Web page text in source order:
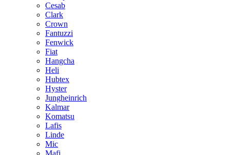
Cesab
Clark
Crown
Fantuzzi
Fenwick
Fiat
Hangcha
Heli
Hubtex
Hyster
Jungheinrich
Kalmar
Komatsu
Lafis
Linde
Mic
Mafi